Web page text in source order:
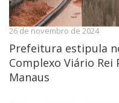
26 de novembro de 2024
Prefeitura estipula
Complexo Viário Rei
Manaus